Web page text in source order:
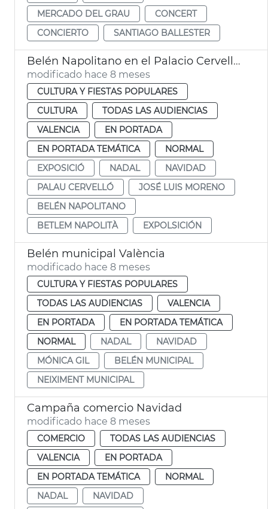
MERCADO DEL GRAU
CONCERT
CONCIERTO
SANTIAGO BALLESTER
Belén Napolitano en el Palacio Cervelló València
modificado hace 8 meses
CULTURA Y FIESTAS POPULARES
CULTURA
TODAS LAS AUDIENCIAS
VALENCIA
EN PORTADA
EN PORTADA TEMÁTICA
NORMAL
EXPOSICIÓ
NADAL
NAVIDAD
PALAU CERVELLÓ
JOSÉ LUIS MORENO
BELÉN NAPOLITANO
BETLEM NAPOLITÀ
EXPOLSICIÓN
Belén municipal València
modificado hace 8 meses
CULTURA Y FIESTAS POPULARES
TODAS LAS AUDIENCIAS
VALENCIA
EN PORTADA
EN PORTADA TEMÁTICA
NORMAL
NADAL
NAVIDAD
MÓNICA GIL
BELÉN MUNICIPAL
NEIXIMENT MUNICIPAL
Campaña comercio Navidad
modificado hace 8 meses
COMERCIO
TODAS LAS AUDIENCIAS
VALENCIA
EN PORTADA
EN PORTADA TEMÁTICA
NORMAL
NADAL
NAVIDAD